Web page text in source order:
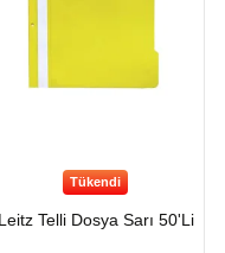
Tükendi
Leitz Telli Dosya Sarı 50'Li